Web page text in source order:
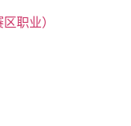
职业）